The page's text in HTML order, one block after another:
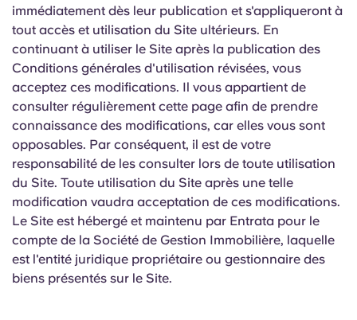
immédiatement dès leur publication et s'appliqueront à
tout accès et utilisation du Site ultérieurs. En
continuant à utiliser le Site après la publication des
Conditions générales d'utilisation révisées, vous
acceptez ces modifications. Il vous appartient de
consulter régulièrement cette page afin de prendre
connaissance des modifications, car elles vous sont
opposables. Par conséquent, il est de votre
responsabilité de les consulter lors de toute utilisation
du Site. Toute utilisation du Site après une telle
modification vaudra acceptation de ces modifications.
Le Site est hébergé et maintenu par Entrata pour le
compte de la Société de Gestion Immobilière, laquelle
est l'entité juridique propriétaire ou gestionnaire des
biens présentés sur le Site.